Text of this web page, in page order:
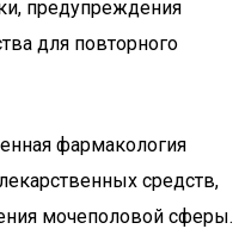
предупреждения
для повторного
фармакология
средств,
мочеполовой сферы.